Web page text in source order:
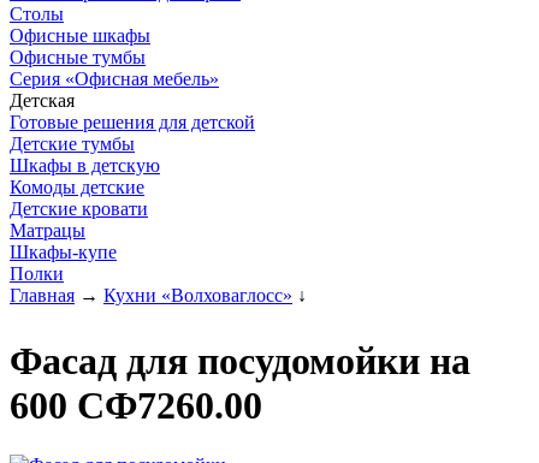
Столы
Офисные шкафы
Офисные тумбы
Серия «Офисная мебель»
Детская
Готовые решения для детской
Детские тумбы
Шкафы в детскую
Комоды детские
Детские кровати
Матрацы
Шкафы-купе
Полки
Главная → Кухни «Волховаглосс» ↓
Фасад для посудомойки на
600 СФ7260.00